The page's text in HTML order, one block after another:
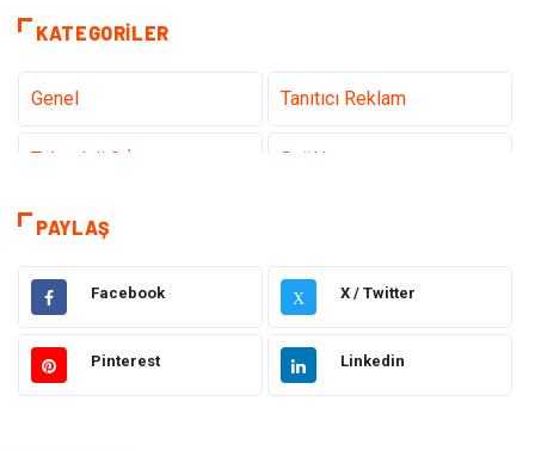
KATEGORILER
Genel Tanıtıcı Reklam
Teknoloji & İnternet Sağlık
Hizmet
Hukuk Emlak
Otomotiv Sağlıklı Yaşam
PAYLAŞ
Facebook X X / Twitter
Pinterest Linkedin